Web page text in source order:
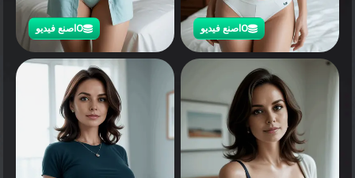
اصنع فيديو0 اصنع فيديو0